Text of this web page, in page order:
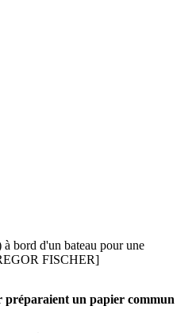
bord d'un bateau pour une
FISCHER]
préparaient un papier commun